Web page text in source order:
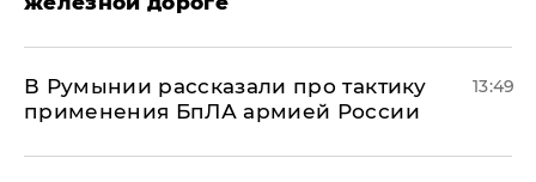
В Румынии рассказали про тактику
применения БпЛА армией России
13:49